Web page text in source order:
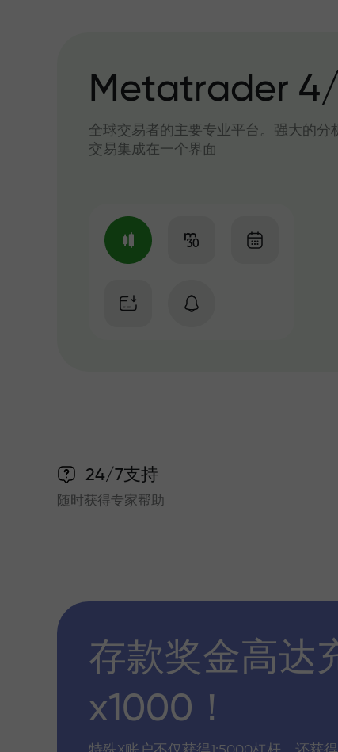
Metatrader
全球交易者的主要专业平台。强大的分
交易集成在一个界面
24/7支持
随时获得专家帮助
存款奖金高达
x1000！